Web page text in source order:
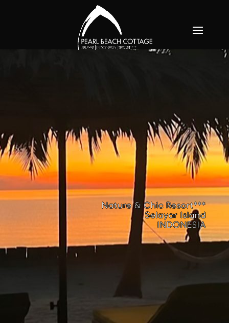
Nature & Chic Resort***
Selayar Island
INDONESIA